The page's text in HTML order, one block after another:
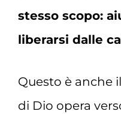
stesso scopo:
liberarsi dalle
Questo è anche
di Dio opera